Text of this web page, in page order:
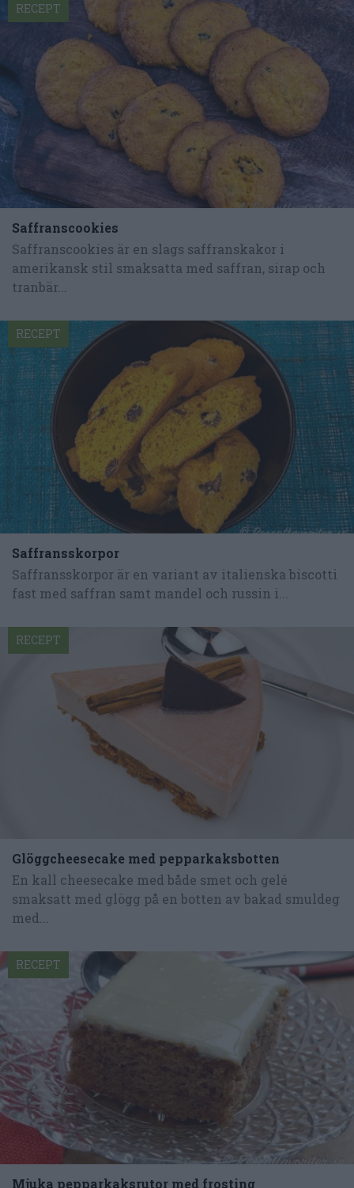
Saffranscookies
Saffranscookies är en slags saffranskakor i
amerikansk stil smaksatta med saffran, sirap och
tranbär...
RECEPT
Saffransskorpor
Saffransskorpor är en variant av italienska biscotti
fast med saffran samt mandel och russin i...
RECEPT
Glöggcheesecake med pepparkaksbotten
En kall cheesecake med både smet och gelé
smaksatt med glögg på en botten av bakad smuldeg
med...
RECEPT
Mjuka pepparkaksrutor med frosting
RECEPT